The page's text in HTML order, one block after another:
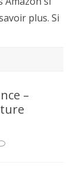
plus. Si
–